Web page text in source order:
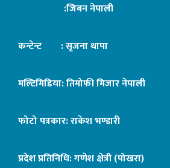
:जिबन नेपाली
कन्टेन्ट : सृजना थापा
मल्टिमिडिया: तिमोफी मिजार नेपाली
फोटो पत्रकार: राकेश भण्डारी
प्रदेश प्रतिनिधि: गणेश क्षेत्री (पोखरा)